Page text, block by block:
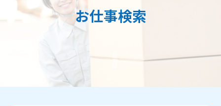
お仕事検索